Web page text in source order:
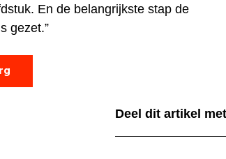
En de belangrijkste stap de
gezet.”
Deel dit artikel